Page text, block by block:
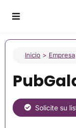
Inicio > Empresa
Solicite su